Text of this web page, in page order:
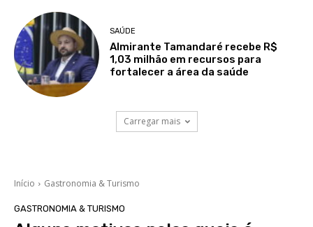
SAÚDE
Almirante Tamandaré recebe R$
1,03 milhão em recursos para
fortalecer a área da saúde
Carregar mais